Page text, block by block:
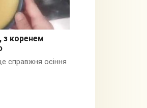
з коренем
справжня осіння